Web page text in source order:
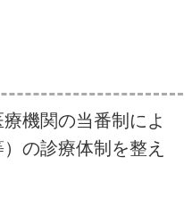
機関の当番制によ
の診療体制を整え